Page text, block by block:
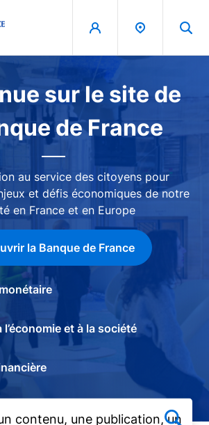
Principal
sur le site de
de France
au service des citoyens pour
et défis économiques de notre
en France et en Europe
la Banque de France
l’économie et à la société